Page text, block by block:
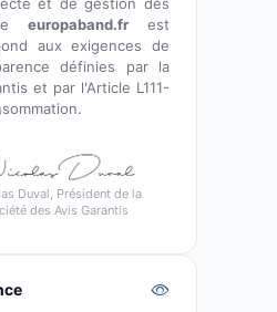
europaband.frest
aux exigences de
définies par la
et par l'Article L111-
Duval, Président de la
des Avis Garantis